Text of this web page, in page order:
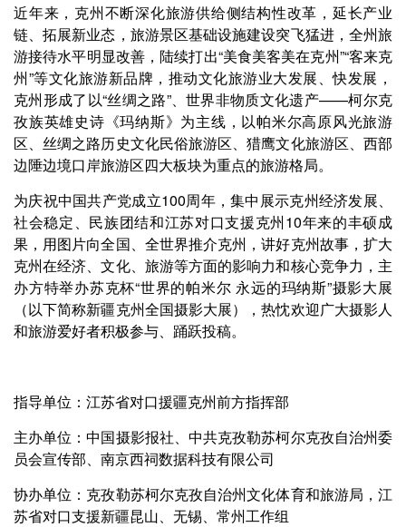
近年来，克州不断深化旅游供给侧结构性改革，延长产业
链、拓展新业态，旅游景区基础设施建设突飞猛进，全州旅
游接待水平明显改善，陆续打出“美食美客美在克州”“客来克
州”等文化旅游新品牌，推动文化旅游业大发展、快发展，
克州形成了以“丝绸之路”、世界非物质文化遗产——柯尔克
孜族英雄史诗《玛纳斯》为主线，以帕米尔高原风光旅游
区、丝绸之路历史文化民俗旅游区、猎鹰文化旅游区、西部
边陲边境口岸旅游区四大板块为重点的旅游格局。
为庆祝中国共产党成立100周年，集中展示克州经济发展、
社会稳定、民族团结和江苏对口支援克州10年来的丰硕成
果，用图片向全国、全世界推介克州，讲好克州故事，扩大
克州在经济、文化、旅游等方面的影响力和核心竞争力，主
办方特举办苏克杯“世界的帕米尔 永远的玛纳斯”摄影大展
（以下简称新疆克州全国摄影大展），热忱欢迎广大摄影人
和旅游爱好者积极参与、踊跃投稿。
指导单位：江苏省对口援疆克州前方指挥部
主办单位：中国摄影报社、中共克孜勒苏柯尔克孜自治州委
员会宣传部、南京西祠数据科技有限公司
协办单位：克孜勒苏柯尔克孜自治州文化体育和旅游局，江
苏省对口支援新疆昆山、无锡、常州工作组